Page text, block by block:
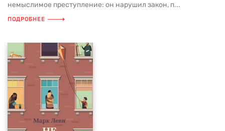
немыслимое преступление: он нарушил закон, п...
ПОДРОБНЕЕ